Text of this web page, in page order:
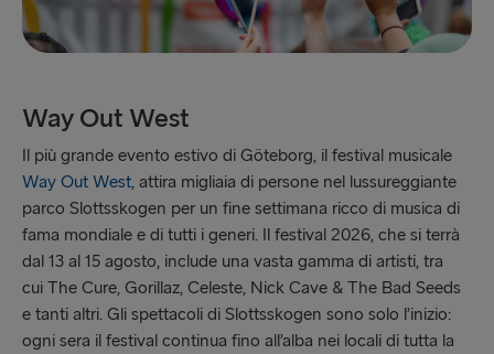
Way Out West
Il più grande evento estivo di Göteborg, il festival musicale
Way Out West, attira migliaia di persone nel lussureggiante
parco Slottsskogen per un fine settimana ricco di musica di
fama mondiale e di tutti i generi. Il festival 2026, che si terrà
dal 13 al 15 agosto, include una vasta gamma di artisti, tra
cui The Cure, Gorillaz, Celeste, Nick Cave & The Bad Seeds
e tanti altri. Gli spettacoli di Slottsskogen sono solo l’inizio:
ogni sera il festival continua fino all’alba nei locali di tutta la